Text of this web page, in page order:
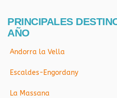
PRINCIPALES
AÑO
Andorra la Vella
Escaldes-Engordany
La Massana